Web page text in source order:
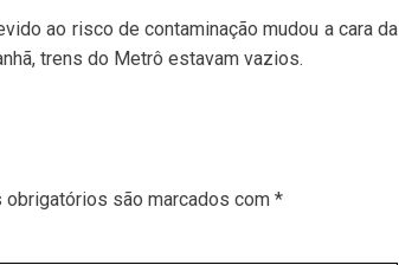
ao risco de contaminação mudou a cara da
trens do Metrô estavam vazios.
obrigatórios são marcados com *